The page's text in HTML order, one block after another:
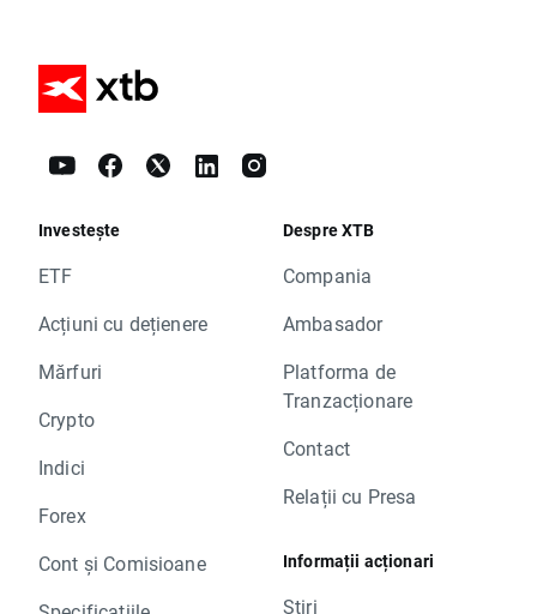
Investește
ETF
Acțiuni cu dețienere
Mărfuri
Crypto
Indici
Forex
Cont și Comisioane
Despre XTB
Compania
Ambasador
Platforma de
Tranzacționare
Contact
Relații cu Presa
Informații acționari
Știri